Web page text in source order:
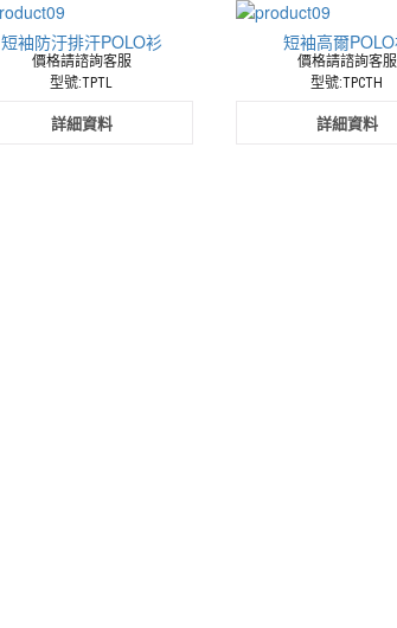
短袖防汙排汗POLO衫
價格請諮詢客服
型號:TPTL
詳細資料
短袖高爾
價格請諮詢客服
型號:TPCTH
詳細資料